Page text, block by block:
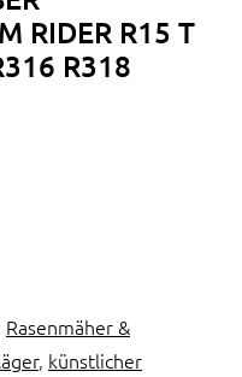
RIDER R15 T
R318
Rasenmäher &
, künstlicher